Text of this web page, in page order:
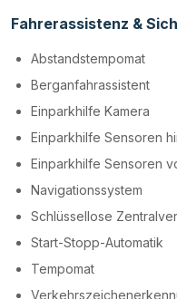
Fahrerassistenz &
Abstandstempomat
Berganfahrassistent
Einparkhilfe Kamera
Einparkhilfe Sensoren
Einparkhilfe Sensoren
Navigationssystem
Schlüssellose
Start-Stopp-Automatik
Tempomat